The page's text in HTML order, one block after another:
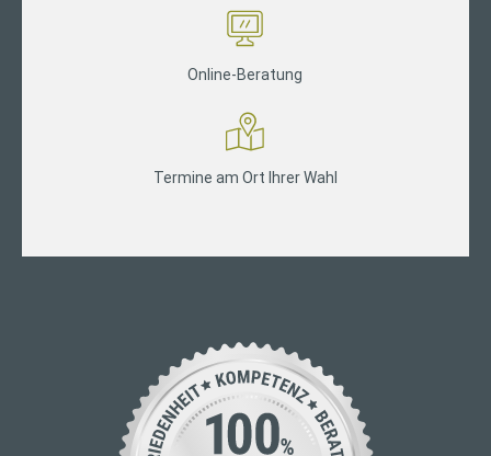
Online-Beratung
Termine am Ort Ihrer Wahl